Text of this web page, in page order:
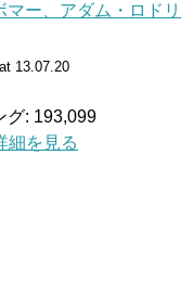
マー、アダム・ロドリ
at 13.07.20
グ: 193,099
細を見る